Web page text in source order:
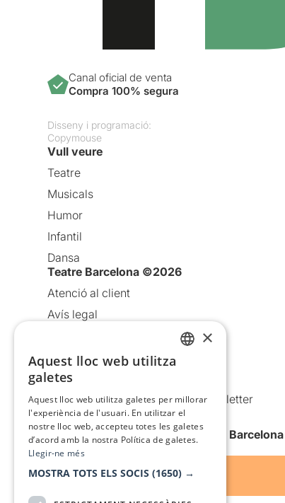
Canal oficial de venta
Compra 100% segura
Disseny i programació:
Copymouse
Vull veure
Teatre
Musicals
Humor
Infantil
Dansa
Teatre Barcelona ©2026
Atenció al client
Avís legal
Política de cookies
Condicions d’ús
Comunicacions comercials i Newsletter
Anuncia’t
Vull rebre la newsletter de Teatre
×
Aquest lloc web utilitza
galetes
Aquest lloc web utilitza galetes per millorar
l'experiència de l'usuari. En utilitzar el
nostre lloc web, accepteu totes les galetes
d’acord amb la nostra Política de galetes.
Llegir-ne més
MOSTRA TOTS ELS SOCIS (1650) →